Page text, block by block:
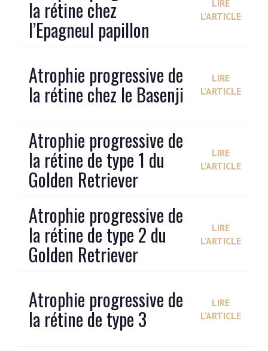
la rétine chez
l’Epagneul papillon
LIRE
L'ARTICLE
Atrophie progressive de
la rétine chez le Basenji
LIRE
L'ARTICLE
Atrophie progressive de
la rétine de type 1 du
Golden Retriever
LIRE
L'ARTICLE
Atrophie progressive de
la rétine de type 2 du
Golden Retriever
LIRE
L'ARTICLE
Atrophie progressive de
la rétine de type 3
LIRE
L'ARTICLE